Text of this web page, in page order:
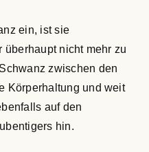
ein, ist sie
überhaupt nicht mehr zu
zwischen den
Körperhaltung und weit
auf den
hin.